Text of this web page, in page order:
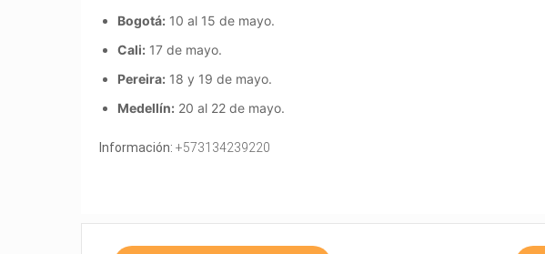
Bogotá: 10 al 15 de mayo.
Cali: 17 de mayo.
Pereira: 18 y 19 de mayo.
Medellín: 20 al 22 de mayo.
Información: +573134239220